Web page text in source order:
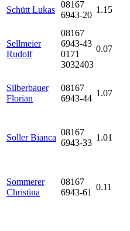
Schütt Lukas
08167
6943-20
1.15
Sellmeier
Rudolf
08167
6943-43
0171
3032403
0.07
Silberbauer
Florian
08167
6943-44
1.07
Soller Bianca
08167
6943-33
1.01
Sommerer
Christina
08167
6943-61
0.11